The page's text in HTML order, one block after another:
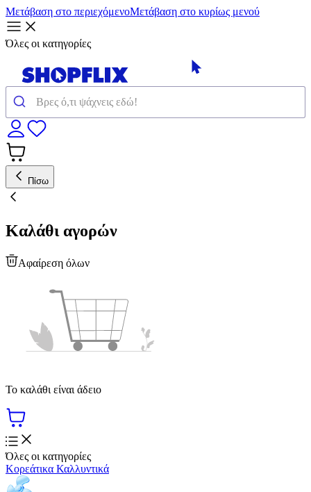
Μετάβαση στο περιεχόμενοΜετάβαση στο κυρίως μενού
Όλες οι κατηγορίες
Πίσω
Καλάθι αγορών
Αφαίρεση όλων
Το καλάθι είναι άδειο
Όλες οι κατηγορίες
Κορεάτικα Καλλυντικά